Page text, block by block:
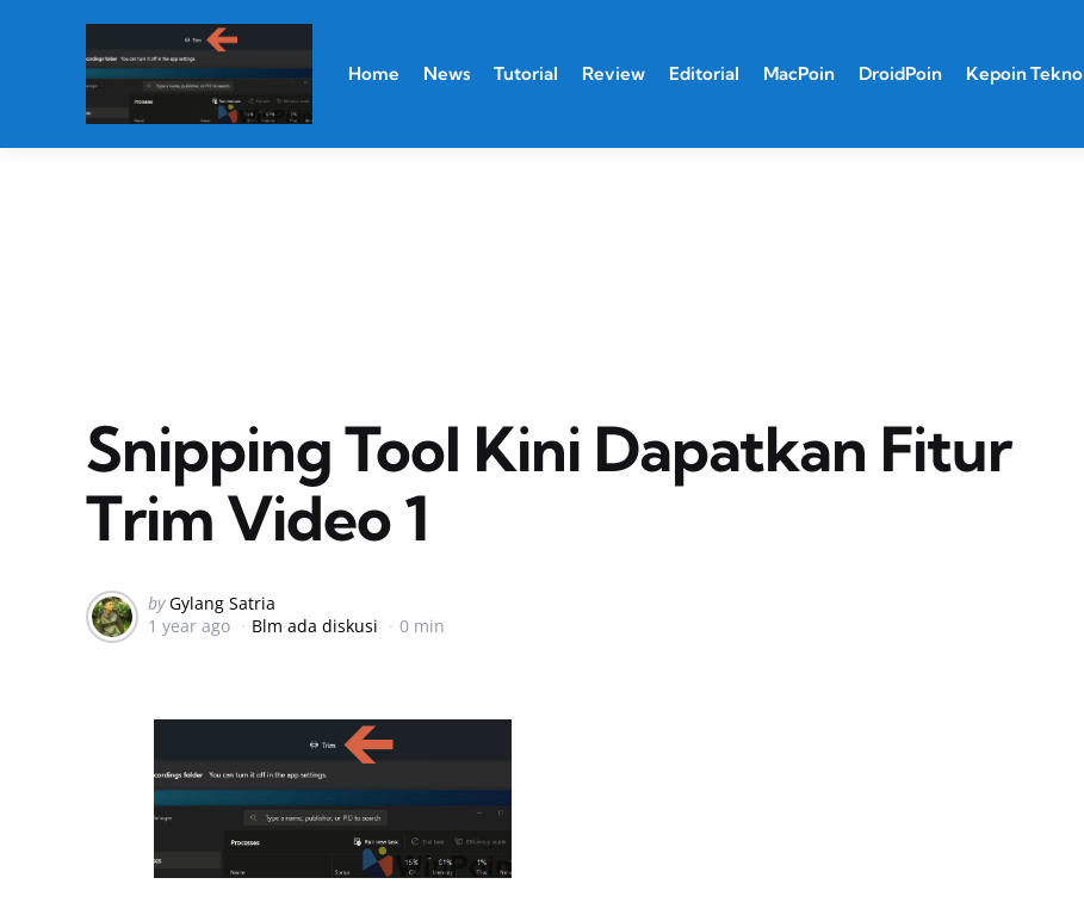
Home News Tutorial Review Editorial MacPoin DroidPoin Kepoin Tekno
Snipping Tool Kini Dapatkan Fitur
Trim Video 1
Posted
by
by Gylang Satria
1 year ago
Blm ada diskusi 0 min